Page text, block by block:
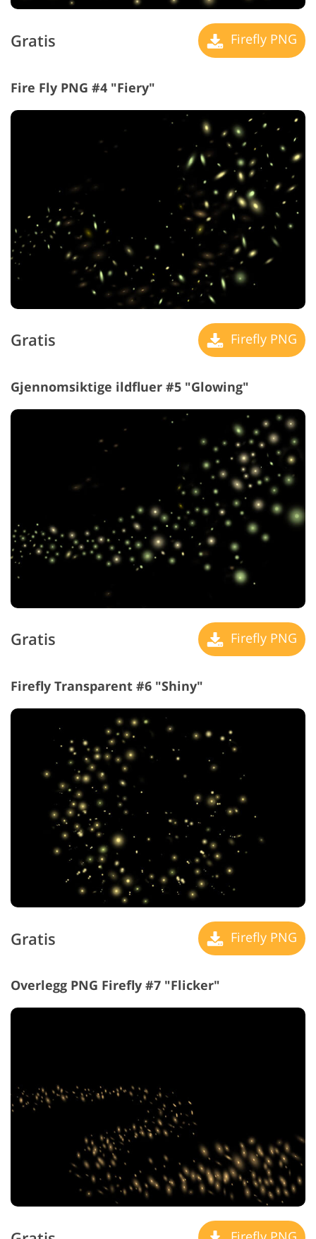
Gratis Firefly PNG
Fire Fly PNG #4 "Fiery"
Gratis Firefly PNG
Gjennomsiktige ildfluer #5 "Glowing"
Gratis Firefly PNG
Firefly Transparent #6 "Shiny"
Gratis Firefly PNG
Overlegg PNG Firefly #7 "Flicker"